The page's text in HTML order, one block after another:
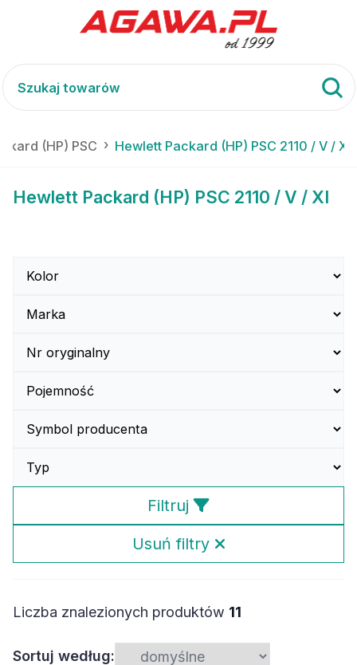
(HP) PSC Hewlett Packard (HP) PSC 2110 / V / XI
Hewlett Packard (HP) PSC 2110 / V / XI
Filtruj
Usuń filtry
Liczba znalezionych produktów 11
Sortuj według: